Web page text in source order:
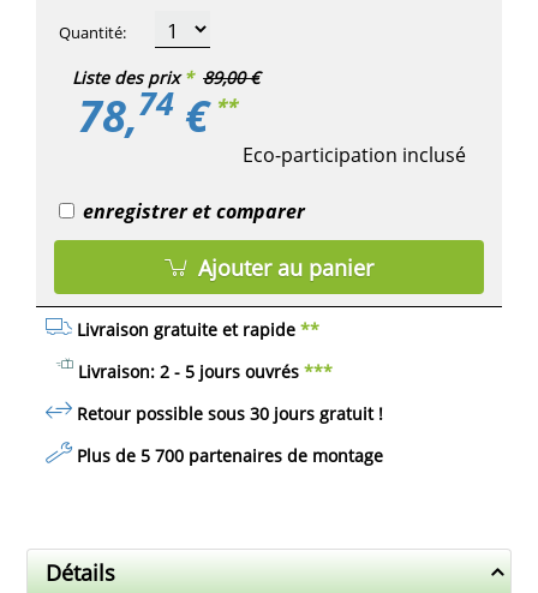
Liste des prix * 89,00 €
78,74 € **
Eco-participation inclusé
Livraison gratuite et rapide **
Livraison: 2 - 5 jours ouvrés ***
Retour possible sous 30 jours gratuit!
Plus de 5 700 partenaires de montage
Quantité:
enregistrer et comparer
Ajouter au panier
Détails